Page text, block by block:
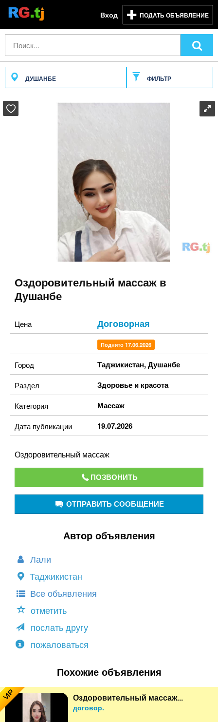
Вход ПОДАТЬ ОБЪЯВЛЕНИЕ
ДУШАНБЕ ФИЛЬТР
Оздоровительный массаж в
Душанбе
Цена Договорная
Поднято 17.06.2026
Город Таджикистан,Душанбе
Раздел Здоровье и красота
Категория Массаж
Дата публикации 19.07.2026
Оздоровительный массаж
ПОЗВОНИТЬ
ОТПРАВИТЬ СООБЩЕНИЕ
Автор объявления
Лали
Таджикистан
Все объявления
отметить
послать другу
пожаловаться
Похожие объявления
VIP Оздоровительный массаж...
договор.